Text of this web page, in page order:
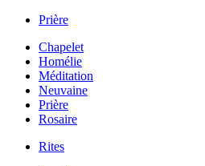
Prière
Chapelet
Homélie
Méditation
Neuvaine
Prière
Rosaire
Rites